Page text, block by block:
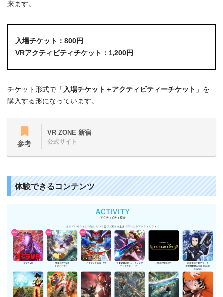
来ます。
入場チケット：800円
VRアクティビティチケット：1,200円
チケット形式で「 入場チケット＋アクティビティーチケット 」を
購入する形になっています。
参考
VR ZONE 新宿
公式サイト
体験できるコンテンツ